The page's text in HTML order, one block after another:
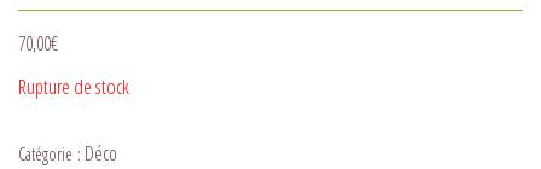
70,00€
Rupture de stock
Catégorie : Déco